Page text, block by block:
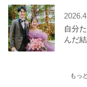
自分
んだ
もっ